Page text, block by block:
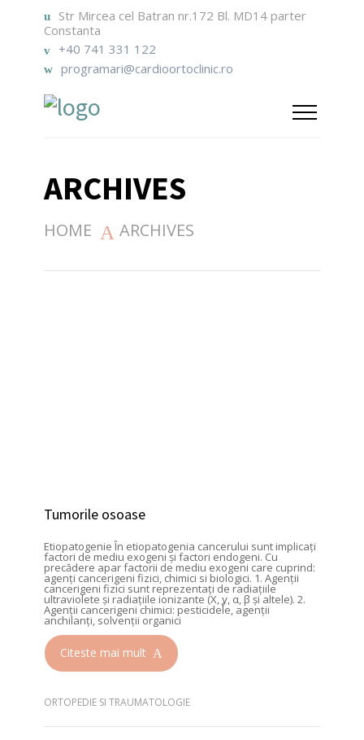
Str Mircea cel Batran nr.172 Bl. MD14 parter
Constanta
+40 741 331 122
programari@cardioortoclinic.ro
ARCHIVES
HOME ARCHIVES
Tumorile osoase
Etiopatogenie În etiopatogenia cancerului sunt implicați
factori de mediu exogeni și factori endogeni. Cu
precădere apar factorii de mediu exogeni care cuprind:
agenți cancerigeni fizici, chimici si biologici. 1. Agenții
cancerigeni fizici sunt reprezentați de radiațiile
ultraviolete și radiațiile ionizante (X, ỿ, α, β și altele). 2.
Agenții cancerigeni chimici: pesticidele, agenții
anchilanți, solvenții organici
Citeste mai mult
ORTOPEDIE SI TRAUMATOLOGIE